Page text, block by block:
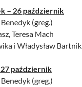
– 26 październik
(greg.)
Teresa Mach
i Władysław Bartnik
październik
(greg.)